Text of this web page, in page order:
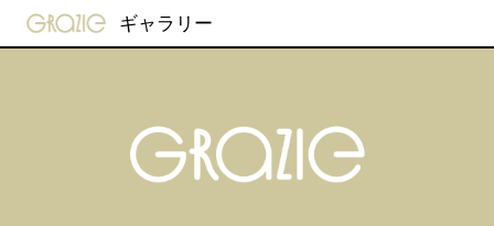
gravure-grazie
ギャラリー